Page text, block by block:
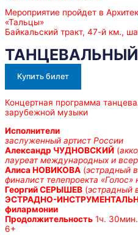
Мероприятие пройдет в
«Тальцы»
Байкальский тракт, 47-й км.,
Купить билет
Концертная программа
зарубежной музыки
Исполнители
заслуженный артист России
Александр ЧУДНОВСКИЙ (
лауреат международных и
Алиса НОВИКОВА (эстрадный
финалист телепроекта
Георгий СЕРЫШЕВ (эстрадный
ЭСТРАДНО-
филармонии
Продолжительность 1ч. 30мин.
6+